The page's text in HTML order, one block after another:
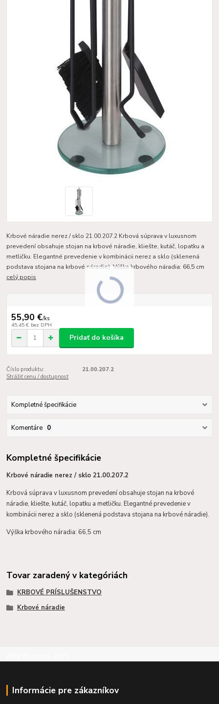
Krbové náradie nerez / sklo 21.00.207.2 Krbová súprava v luxusnom
prevedení obsahuje stojan na krbové náradie, kliešte, kutáč, lopatku a
metličku. Elegantné prevedenie v kombinácii nerez a sklo (sklenená
podstava stojana na krbové náradie). Výška krbového náradia: 66,5 cm
celý popis
55,90 €/ks
45,45 € bez DPH
Pridať do košíka
Číslo produktu:
21.00.207.2
Strážiť cenu / dostupnosť
Kompletné špecifikácie
Komentáre 0
Kompletné špecifikácie
Krbové náradie nerez / sklo 21.00.207.2
Krbová súprava v luxusnom prevedení obsahuje stojan na krbové
náradie, kliešte, kutáč, lopatku a metličku. Elegantné prevedenie v
kombinácii nerez a sklo (sklenená podstava stojana na krbové náradie).
Výška krbového náradia: 66,5 cm
Tovar zaradený v kategóriách
KRBOVÉ PRÍSLUŠENSTVO
Krbové náradie
Informácie pre zákazníkov